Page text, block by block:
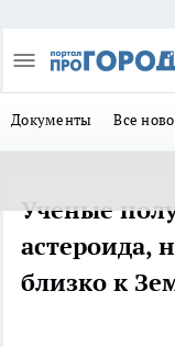
Документы Все
Ученые
астероида,
близко к